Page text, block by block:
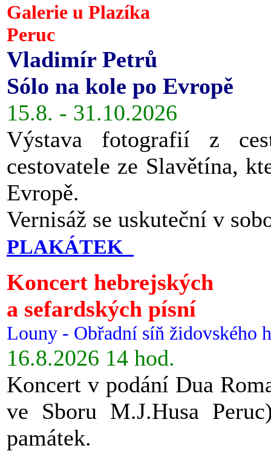
Galerie u Plazíka
Peruc
Vladimír Petrů
Sólo na kole po Evropě
15.8. - 31.10.2026
Výstava fotografií z
cestovatele ze Slavětína,
Evropě.
Vernisáž se uskuteční v
PLAKÁTEK
Koncert hebrejských
a sefardských písní
Louny - Obřadní síň židovského
16.8.2026 14 hod.
Koncert v podání Dua
ve Sboru M.J.Husa
památek.